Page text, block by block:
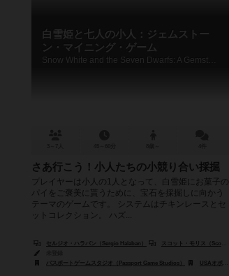
白雪姫と七人の小人：ジェムストー
ン・マイニング・ゲーム
さあ行こう！小人たちの小競り合い採掘
プレイヤーは小人の1人となって、白雪姫にお菓子の
パイをご褒美に貰うために、宝石を採掘しに向かう
テーマのゲームです。 システムはチキンレースとセ
ットコレクション。 ハズ...
セルジオ・ハラバン（Sergio Halaban） スコット・モリス（Scott Morris）
パスポートゲームスタジオ（Passport Game Studios）
USAオポリー（USAopoly）